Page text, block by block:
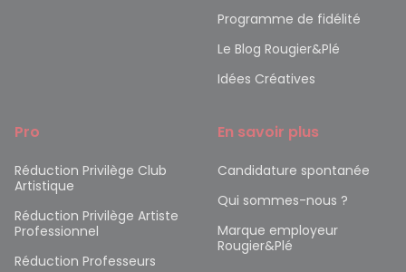
Programme de fidélité
Le Blog Rougier&Plé
Idées Créatives
Pro
Réduction Privilège Club
Artistique
Réduction Privilège Artiste
Professionnel
Réduction Professeurs
En savoir plus
Candidature spontanée
Qui sommes-nous ?
Marque employeur
Rougier&Plé